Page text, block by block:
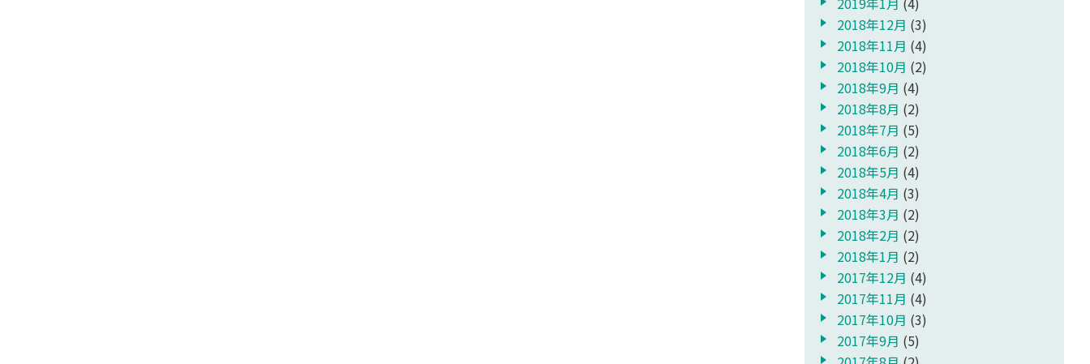
2018年12月 (3)
2018年11月 (4)
2018年10月 (2)
2018年9月 (4)
2018年8月 (2)
2018年7月 (5)
2018年6月 (2)
2018年5月 (4)
2018年4月 (3)
2018年3月 (2)
2018年2月 (2)
2018年1月 (2)
2017年12月 (4)
2017年11月 (4)
2017年10月 (3)
2017年9月 (5)